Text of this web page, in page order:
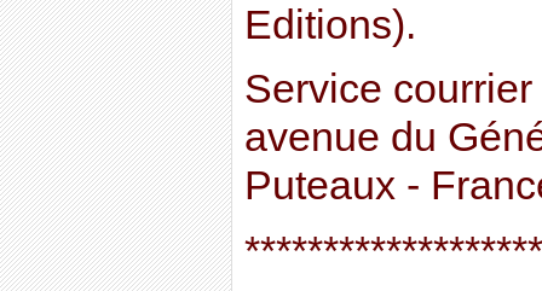
Editions).
Service
avenue du
Puteaux -